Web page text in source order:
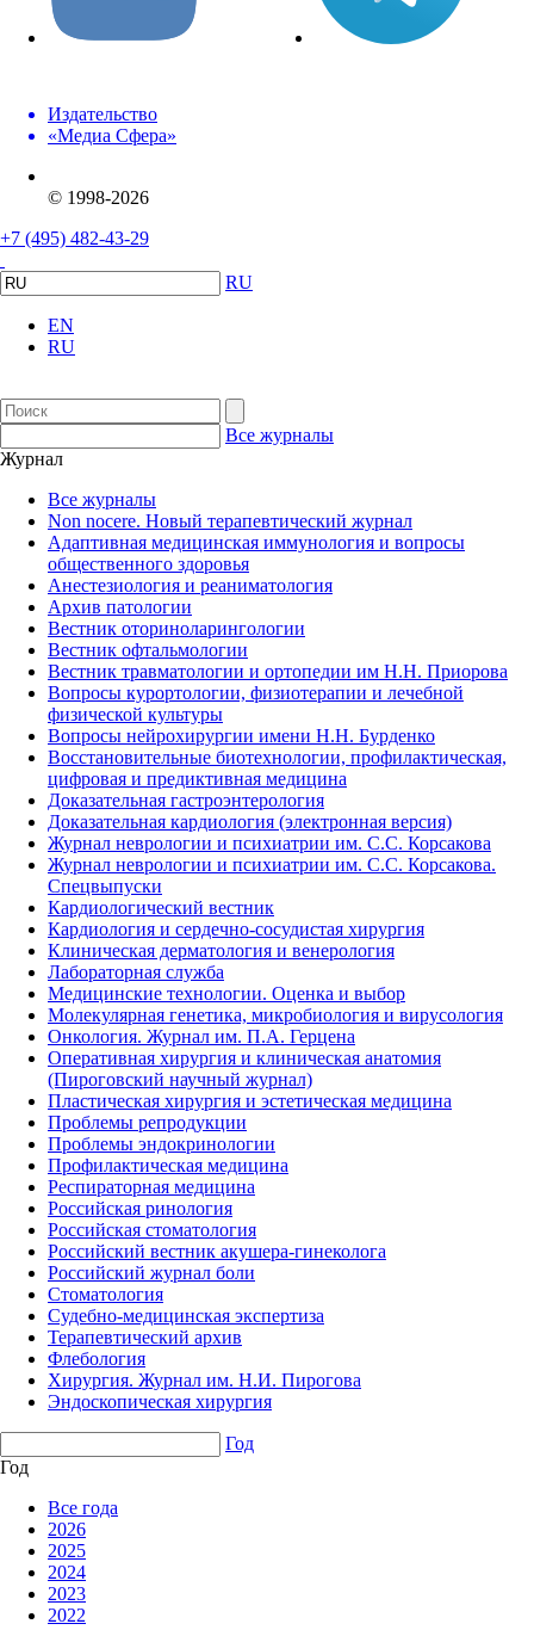
Издательство
«Медиа Сфера»
© 1998-2026
+7 (495) 482-43-29
RU
EN
RU
Все журналы
Журнал
Все журналы
Non nocere. Новый терапевтический журнал
Адаптивная медицинская иммунология и вопросы
общественного здоровья
Анестезиология и реаниматология
Архив патологии
Вестник оториноларингологии
Вестник офтальмологии
Вестник травматологии и ортопедии им Н.Н. Приорова
Вопросы курортологии, физиотерапии и лечебной
физической культуры
Вопросы нейрохирургии имени Н.Н. Бурденко
Восстановительные биотехнологии, профилактическая,
цифровая и предиктивная медицина
Доказательная гастроэнтерология
Доказательная кардиология (электронная версия)
Журнал неврологии и психиатрии им. С.С. Корсакова
Журнал неврологии и психиатрии им. С.С. Корсакова.
Спецвыпуски
Кардиологический вестник
Кардиология и сердечно-сосудистая хирургия
Клиническая дерматология и венерология
Лабораторная служба
Медицинские технологии. Оценка и выбор
Молекулярная генетика, микробиология и вирусология
Онкология. Журнал им. П.А. Герцена
Оперативная хирургия и клиническая анатомия
(Пироговский научный журнал)
Пластическая хирургия и эстетическая медицина
Проблемы репродукции
Проблемы эндокринологии
Профилактическая медицина
Респираторная медицина
Российская ринология
Российская стоматология
Российский вестник акушера-гинеколога
Российский журнал боли
Стоматология
Судебно-медицинская экспертиза
Терапевтический архив
Флебология
Хирургия. Журнал им. Н.И. Пирогова
Эндоскопическая хирургия
Год
Год
Все года
2026
2025
2024
2023
2022